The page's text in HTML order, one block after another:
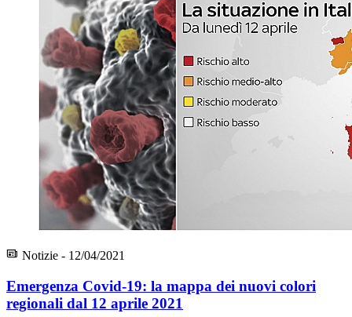
Notizie - 12/04/2021
Emergenza Covid-19: la mappa dei nuovi colori
regionali dal 12 aprile 2021